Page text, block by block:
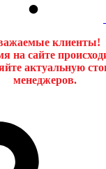
клиенты!
на сайте
актуальную
менеджеров.